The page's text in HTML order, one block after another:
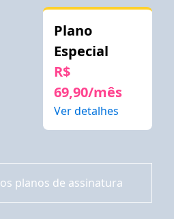
Plano
Especial
R$
69,90/mês
Ver detalhes
planos de assinatura